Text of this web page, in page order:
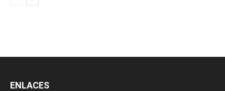
ENLACES